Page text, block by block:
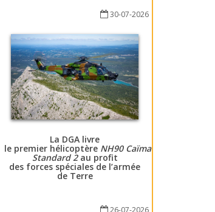
30-07-2026
La DGA livre
le premier hélicoptère NH90 Caïman
Standard 2au profit
des forces spéciales de l’armée
de Terre